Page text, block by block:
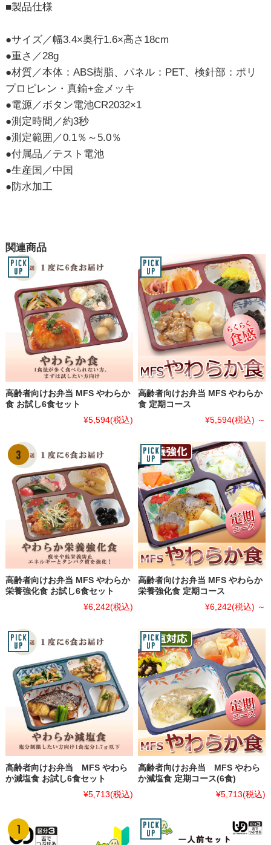
■製品仕様
●サイズ／幅3.4×奥行1.6×高さ18cm
●重さ／28g
●材質／本体：ABS樹脂、パネル：PET、検針部：ポリ
プロピレン・真鍮+金メッキ
●電源／ボタン電池CR2032×1
●測定時間／約3秒
●測定範囲／0.1％～5.0％
●付属品／テスト電池
●生産国／中国
●防水加工
関連商品
高齢者向けお弁当 MFS やわらか
食 お試し6食セット
¥5,594(税込)
高齢者向けお弁当 MFS やわらか
食 定期コース
¥5,594(税込) ～
高齢者向けお弁当 MFS やわらか
栄養強化食 お試し6食セット
¥6,242(税込)
高齢者向けお弁当 MFS やわらか
栄養強化食 定期コース
¥6,242(税込) ～
高齢者向けお弁当 MFS やわら
か減塩食 お試し6食セット
¥5,713(税込)
高齢者向けお弁当 MFS やわら
か減塩食 定期コース(6食)
¥5,713(税込)